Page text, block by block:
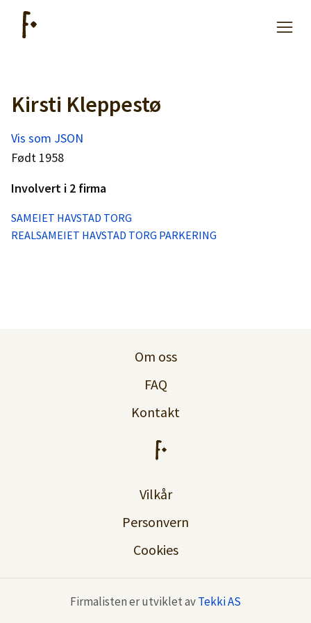
Artikler
Hjelp
Kjøpe lister
Priser
Kirsti Kleppestø
Vis som JSON
Født 1958
Involvert i 2 firma
SAMEIET HAVSTAD TORG
REALSAMEIET HAVSTAD TORG PARKERING
Om oss
FAQ
Kontakt
Vilkår
Personvern
Cookies
Firmalisten er utviklet avTekki AS